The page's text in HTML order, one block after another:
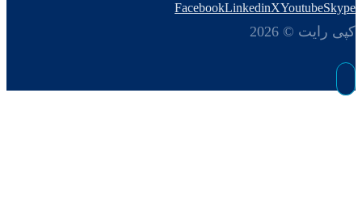
FacebookLinkedinXYoutubeSkype
کپی رایت © 2026